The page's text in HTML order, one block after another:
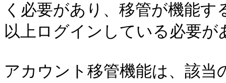
く必要があり、移管が機能
以上ログインしている必要が
アカウント移管機能は、該